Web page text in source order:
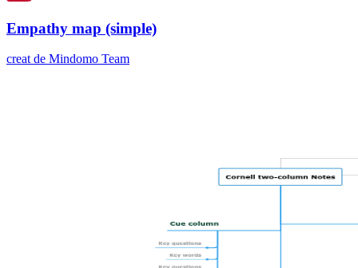
Empathy map (simple)
creat de Mindomo Team